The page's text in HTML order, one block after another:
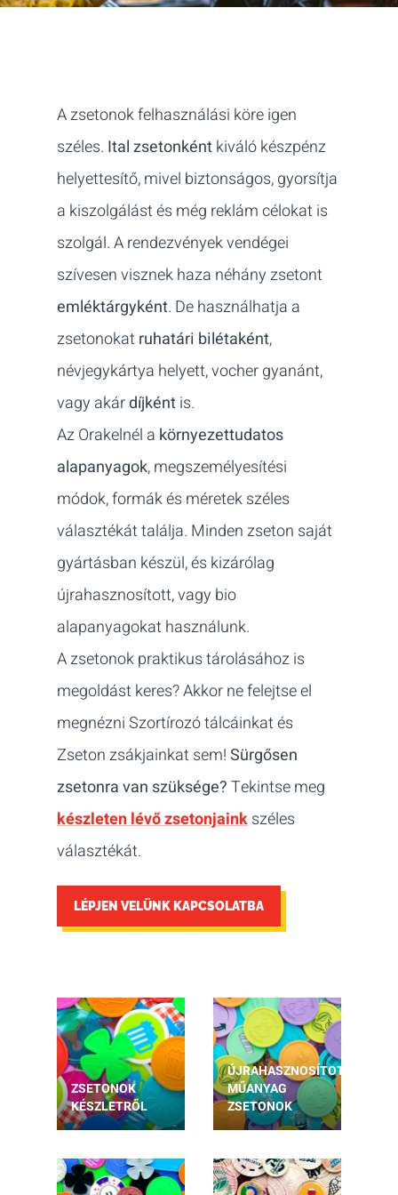
A zsetonok felhasználási köre igen
széles. Ital zsetonkéntkiváló készpénz
helyettesítő, mivel biztonságos, gyorsítja
a kiszolgálást és még reklám célokat is
szolgál. A rendezvények vendégei
szívesen visznek haza néhány zsetont
emléktárgyként. De használhatja a
zsetonokatruhatári bilétaként,
névjegykártya helyett, vocher gyanánt,
vagy akárdíjkéntis.
Az Orakelnél a környezettudatos
alapanyagok, megszemélyesítési
módok, formák és méretek széles
választékát találja. Minden zseton saját
gyártásban készül, és kizárólag
újrahasznosított, vagy bio
alapanyagokat használunk.
A zsetonok praktikus tárolásához is
megoldást keres? Akkor ne felejtse el
megnézni Szortírozó tálcáinkat és
Zseton zsákjainkat sem!Sürgősen
zsetonra van szüksége?Tekintse meg
készleten lévő zsetonjainkszéles
választékát.
LÉPJEN VELÜNK KAPCSOLATBA
ZSETONOK
KÉSZLETRŐL
ÚJRAHASZNOSÍTOTT
MŰANYAG
ZSETONOK